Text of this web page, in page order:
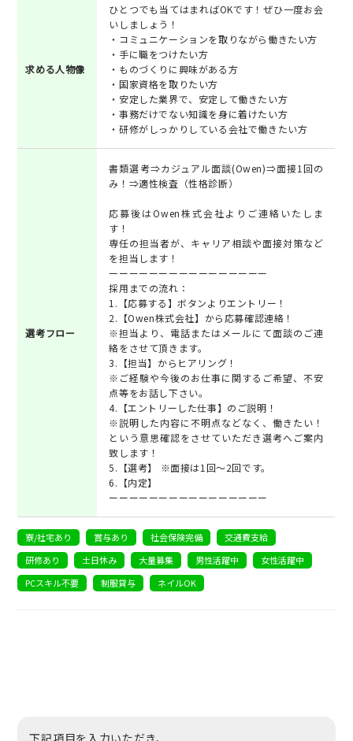
求める人物像
ひとつでも当てはまればOKです！ぜひ一度お会
いしましょう！
・コミュニケーションを取りながら働きたい方
・手に職をつけたい方
・ものづくりに興味がある方
・国家資格を取りたい方
・安定した業界で、安定して働きたい方
・事務だけでない知識を身に着けたい方
・研修がしっかりしている会社で働きたい方
選考フロー
書類選考⇒カジュアル面談(Owen)⇒面接1回の
み！⇒適性検査（性格診断）
応募後はOwen株式会社よりご連絡いたしま
す！
専任の担当者が、キャリア相談や面接対策など
を担当します！
ーーーーーーーーーーーーーーーー
採用までの流れ：
1.【応募する】ボタンよりエントリー！
2.【Owen株式会社】から応募確認連絡！
※担当より、電話またはメールにて面談のご連
絡をさせて頂きます。
3.【担当】からヒアリング！
※ご経験や今後のお仕事に関するご希望、不安
点等をお話し下さい。
4.【エントリーした仕事】のご説明！
※説明した内容に不明点などなく、働きたい！
という意思確認をさせていただき選考へご案内
致します！
5.【選考】 ※面接は1回～2回です。
6.【内定】
ーーーーーーーーーーーーーーーー
寮/社宅あり 賞与あり 社会保険完備
交通費支給
研修あり
土日休み 大量募集 男性活躍中
女性活躍中
PCスキル不要
制服貸与 ネイルOK
下記項目を入力いただき、